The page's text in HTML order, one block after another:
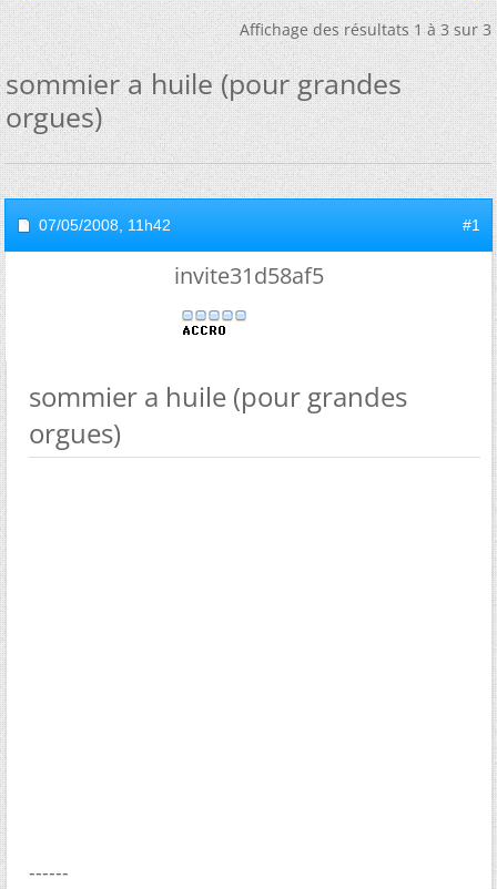
Affichage des résultats 1 à 3 sur 3
sommier a huile (pour grandes
orgues)
07/05/2008, 11h42 #1
invite31d58af5
sommier a huile (pour grandes
orgues)
------